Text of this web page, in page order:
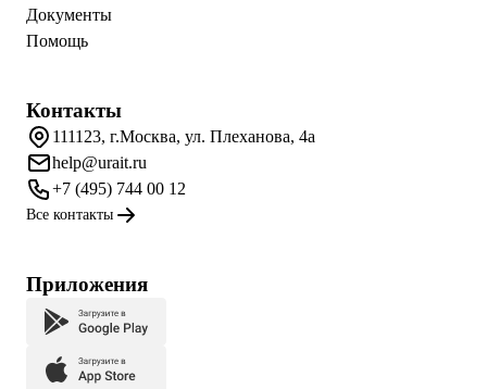
Документы
Помощь
Контакты
111123, г.Москва, ул. Плеханова, 4а
help@urait.ru
+7 (495) 744 00 12
Все контакты
Приложения